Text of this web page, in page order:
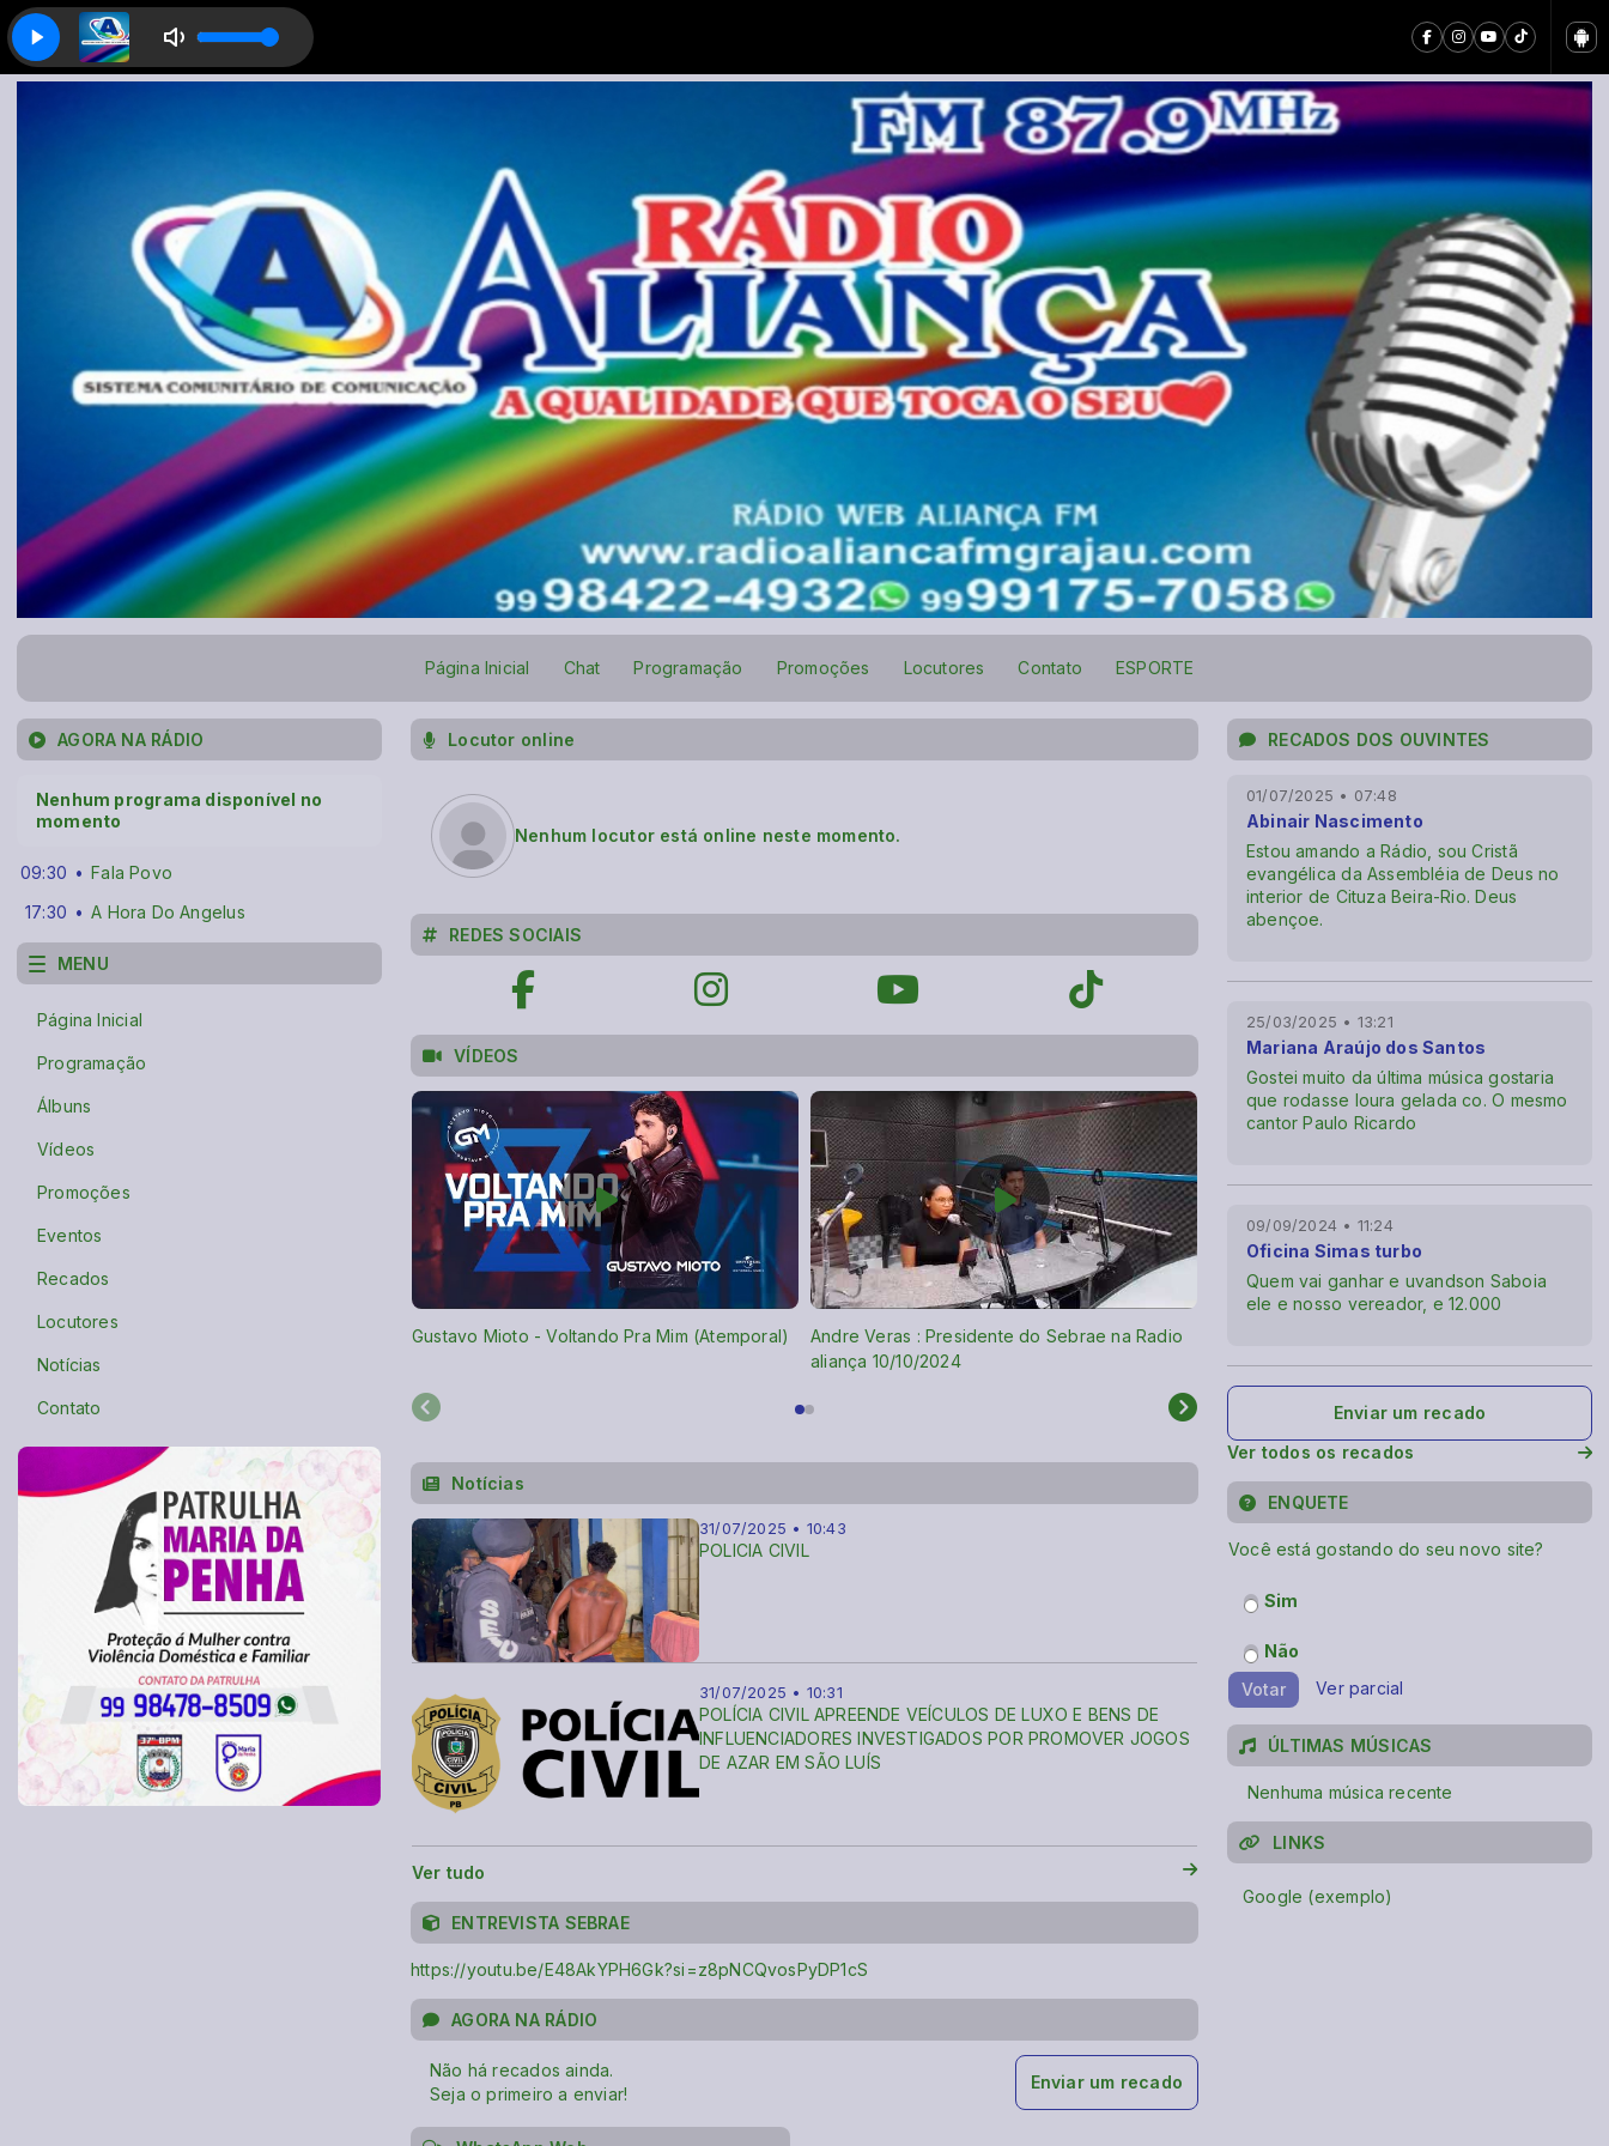
Página Inicial Chat Programação Promoções Locutores Contato ESPORTE
Locutor online
Nenhum locutor está online neste momento.
REDES SOCIAIS
VÍDEOS
Gustavo Mioto - Voltando Pra Mim (Atemporal)
Andre Veras : Presidente do Sebrae na Radio
aliança 10/10/2024
Portugal
Notícias
31/07/2025 • 10:43
POLICIA CIVIL
31/07/2025 • 10:31
POLÍCIA CIVIL APREENDE VEÍCULOS DE LUXO E BENS DE
INFLUENCIADORES INVESTIGADOS POR PROMOVER JOGOS
DE AZAR EM SÃO LUÍS
Ver tudo
ENTREVISTA SEBRAE
https://youtu.be/E48AkYPH6Gk?si=z8pNCQvosPyDP1cS
AGORA NA RÁDIO
Não há recados ainda.
Seja o primeiro a enviar!
Enviar um recado
AGORA NA RÁDIO
Nenhum programa disponível no
momento
09:30
Fala Povo
17:30
A Hora Do Angelus
MENU
Página Inicial
Programação
Álbuns
Vídeos
Promoções
Eventos
Recados
Locutores
Notícias
Contato
RECADOS DOS OUVINTES
Abinair Nascimento
01/07/2025 • 07:48
Estou amando a Rádio, sou Cristã
evangélica da Assembléia de Deus no
interior de Cituza Beira-Rio. Deus
abençoe.
Mariana Araújo dos Santos
25/03/2025 • 13:21
Gostei muito da última música gostaria
que rodasse loura gelada co. O mesmo
cantor Paulo Ricardo
Oficina Simas turbo
09/09/2024 • 11:24
Quem vai ganhar e uvandson Saboia
ele e nosso vereador, e 12.000
Enviar um recado
Ver todos os recados
ENQUETE
Você está gostando do seu novo site?
Sim
Não
Votar
Ver parcial
ÚLTIMAS MÚSICAS
Nenhuma música recente
LINKS
Google (exemplo)